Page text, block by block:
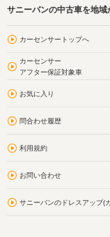
サニーバンの中古車を地域
カーセンサートップへ
カーセンサー
アフター保証対象車
お気に入り
問合わせ履歴
利用規約
お問い合わせ
サニーバンのドレスアップ(